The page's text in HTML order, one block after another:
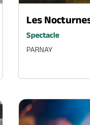
Les
Spectacle
PARNAY